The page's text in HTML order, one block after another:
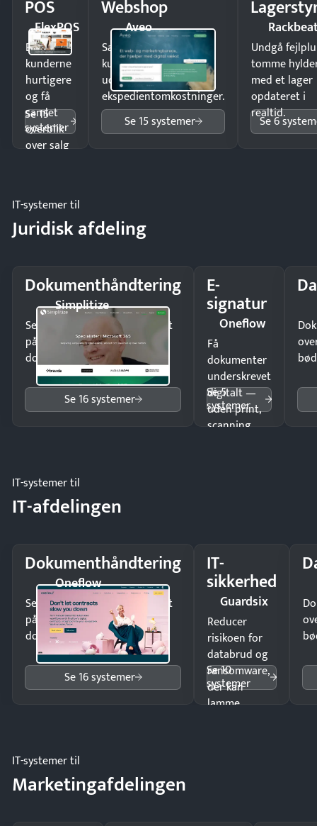
POS
FlexPOS
Ekspedér
kunderne
hurtigere
og få
samlet
overblik
over salg
Se 15
systemer
Webshop
Aveo
Sælg produkter 24/7 til
kunder i hele landet
uden
ekspedientomkostninger.
Se 15 systemer
Undgå
tomme
med et lager
opdateret i
realtid.
Se 6
IT-systemer til
Juridisk afdeling
Dokumenthåndtering
Simplitize
Send kontrakter til underskrift
på minutter og mist ingen
dokumenter.
Se 16 systemer
E-
signatur
Oneflow
Få
dokumenter
underskrevet
digitalt —
uden print,
scanning
Se 5
systemer
IT-systemer til
IT-afdelingen
Dokumenthåndtering
Oneflow
Send kontrakter til underskrift
på minutter og mist ingen
dokumenter.
Se 16 systemer
IT-
sikkerhed
Guardsix
Reducer
risikoen for
databrud og
ransomware,
der kan
lamme
Se 10
systemer
IT-systemer til
Marketingafdelingen